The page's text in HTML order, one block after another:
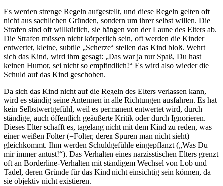
Es werden strenge Regeln aufgestellt, und diese Regeln gelten oft
nicht aus sachlichen Gründen, sondern um ihrer selbst willen. Die
Strafen sind oft willkürlich, sie hängen von der Laune des Elters ab.
Die Strafen müssen nicht körperlich sein, oft werden die Kinder
entwertet, kleine, subtile „Scherze“ stellen das Kind bloß. Wehrt
sich das Kind, wird ihm gesagt: „Das war ja nur Spaß, Du hast
keinen Humor, sei nicht so empfindlich!“ Es wird also wieder die
Schuld auf das Kind geschoben.
Da sich das Kind nicht auf die Regeln des Elters verlassen kann,
wird es ständig seine Antennen in alle Richtungen ausfahren. Es hat
kein Selbstwertgefühl, weil es permanent entwertet wird, durch
ständige, auch öffentlich geäußerte Kritik oder durch Ignorieren.
Dieses Elter schafft es, tagelang nicht mit dem Kind zu reden, was
einer weißen Folter (=Folter, deren Spuren man nicht sieht)
gleichkommt. Ihm werden Schuldgefühle eingepflanzt („Was Du
mir immer antust!“). Das Verhalten eines narzisstischen Elters grenzt
oft an Borderline-Verhalten mit ständigem Wechsel von Lob und
Tadel, deren Gründe für das Kind nicht einsichtig sein können, da
sie objektiv nicht existieren.